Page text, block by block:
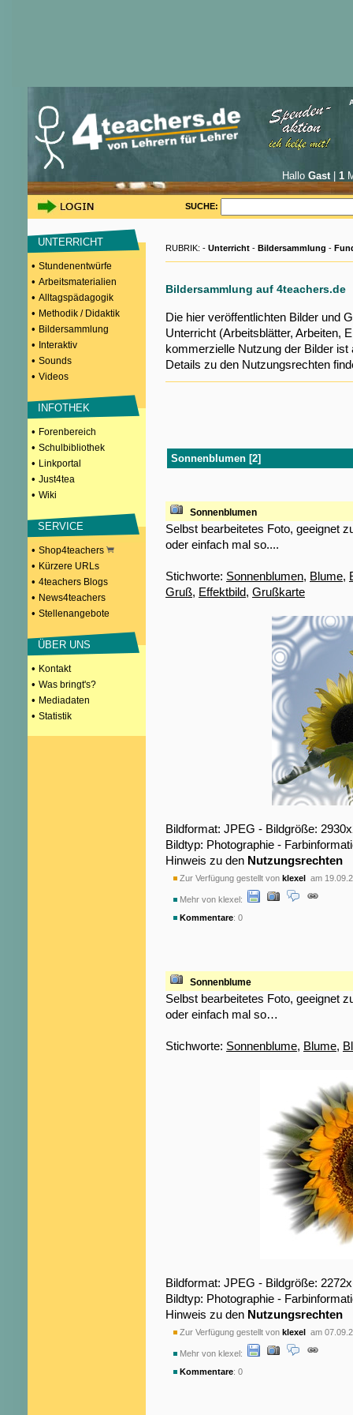
Hallo Gast| 1
SUCHE:
UNTERRICHT
• Stundenentwürfe
• Arbeitsmaterialien
• Alltagspädagogik
• Methodik / Didaktik
• Bildersammlung
• Interaktiv
• Sounds
• Videos
INFOTHEK
• Forenbereich
• Schulbibliothek
• Linkportal
• Just4tea
• Wiki
SERVICE
• Shop4teachers
• Kürzere URLs
• 4teachers Blogs
• News4teachers
• Stellenangebote
ÜBER UNS
• Kontakt
• Was bringt's?
• Mediadaten
• Statistik
RUBRIK: - Unterricht - Bildersammlung -
Bildersammlung auf 4teachers.de
Die hier veröffentlichten Bilder und
Unterricht (Arbeitsblätter, Arbeiten,
kommerzielle Nutzung der Bilder ist
Details zu den Nutzungsrechten
Sonnenblumen [2]
Sonnenblumen
Selbst bearbeitetes Foto, geeignet
oder einfach mal so....
Stichworte: Sonnenblumen, Blume,
Gruß, Effektbild, Grußkarte
Bildformat: JPEG - Bildgröße:
Bildtyp: Photographie -
Hinweis zu den Nutzungsrechten
Zur Verfügung gestellt von klexel am
Mehr von klexel:
Kommentare: 0
Sonnenblume
Selbst bearbeitetes Foto, geeignet
oder einfach mal so…
Stichworte: Sonnenblume, Blume,
Bildformat: JPEG - Bildgröße:
Bildtyp: Photographie -
Hinweis zu den Nutzungsrechten
Zur Verfügung gestellt von klexel am
Mehr von klexel:
Kommentare: 0